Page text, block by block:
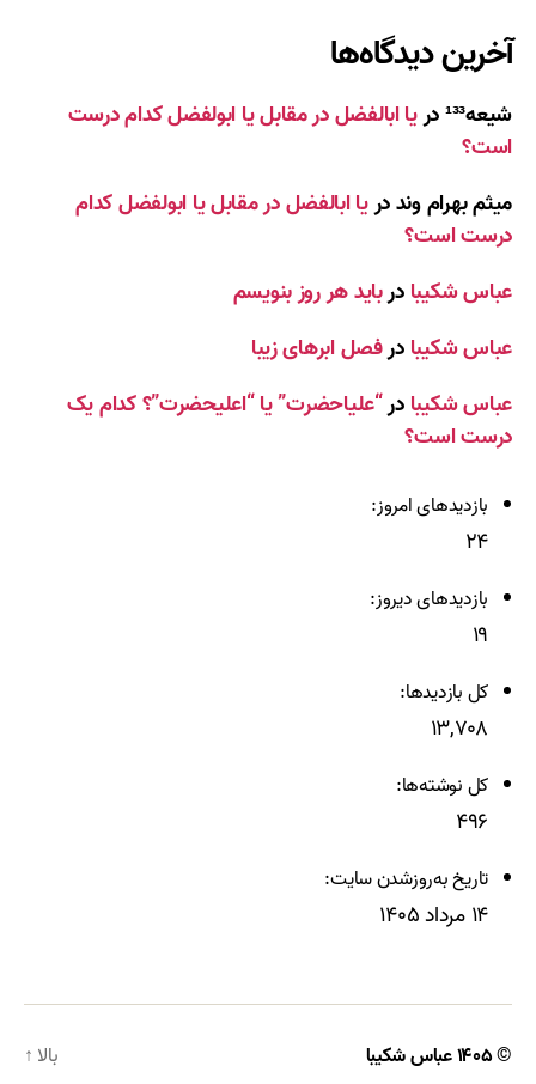
آخرین دیدگاه‌ها
شیعه¹³³ دریا ابالفضل در مقابل یا ابولفضل کدام درست
است؟
میثم بهرام ونددریا ابالفضل در مقابل یا ابولفضل کدام
درست است؟
عباس شکیبا درباید هر روز بنویسم
عباس شکیبا درفصل ابرهای زیبا
عباس شکیبا در“علیاحضرت” یا “اعلیحضرت”؟ کدام یک
درست است؟
بازدیدهای امروز:
۲۴
بازدیدهای دیروز:
۱۹
کل بازدیدها:
۱۳,۷۰۸
کل نوشته‌ها:
۴۹۶
تاریخ به‌روزشدن سایت:
۱۴ مرداد ۱۴۰۵
© ۱۴۰۵ عباس شکیبا بالا ↑